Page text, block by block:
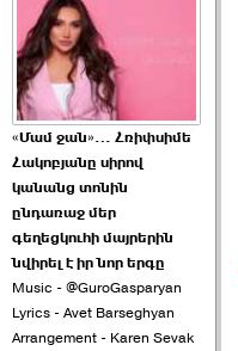
2026-06-10 22:55:00
Ուշքի չենք գալիս այն
խայտառակ ›››
2026-06-09 15:05:00
«Մամ ջան»… Հռիփսիմե
Հակոբյանը սիրով
կանանց տոնին
ընդառաջ մեր
գեղեցկուհի մայրերին
նվիրել է իր նոր երգը
Music - @GuroGasparyan
Lyrics - Avet Barseghyan
Arrangement - Karen Sevak